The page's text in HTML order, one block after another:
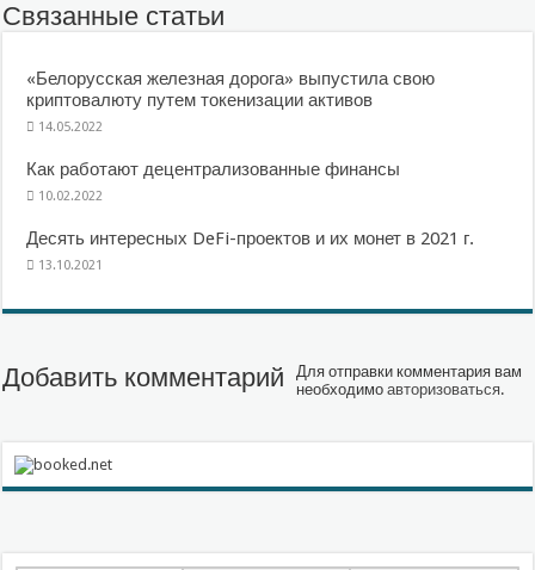
Связанные статьи
«Белорусская железная дорога» выпустила свою
криптовалюту путем токенизации активов
14.05.2022
Как работают децентрализованные финансы
10.02.2022
Десять интересных DeFi-проектов и их монет в 2021 г.
13.10.2021
Добавить комментарий
Для отправки комментария вам
необходимоавторизоваться.